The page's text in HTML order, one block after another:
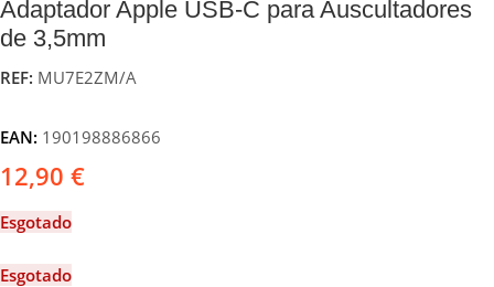
Adaptador Apple USB-C para Auscultadores
de 3,5mm
REF: MU7E2ZM/A
EAN: 190198886866
12,90 €
Esgotado
Esgotado